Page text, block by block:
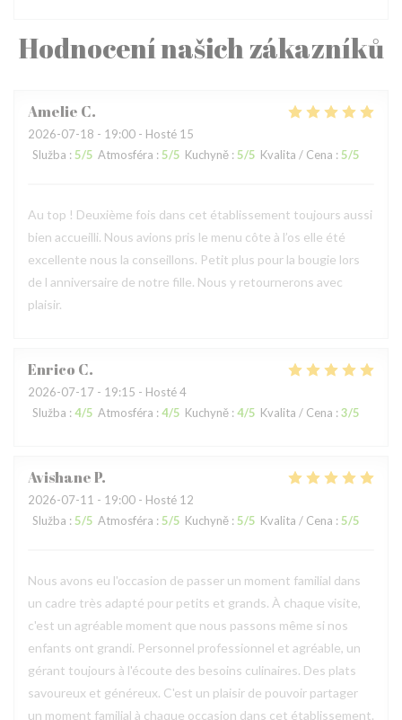
Hodnocení našich zákazníků
Amelie C
2026-07-18 - 19:00 - Hosté 15
Služba : 5/5 Atmosféra : 5/5 Kuchyně : 5/5 Kvalita / Cena : 5/5
Au top ! Deuxième fois dans cet établissement toujours aussi
bien accueilli. Nous avions pris le menu côte à l’os elle été
excellente nous la conseillons. Petit plus pour la bougie lors
de l anniversaire de notre fille. Nous y retournerons avec
plaisir.
Enrico C
2026-07-17 - 19:15 - Hosté 4
Služba : 4/5 Atmosféra : 4/5 Kuchyně : 4/5 Kvalita / Cena : 3/5
AvishaneP
2026-07-11 - 19:00 - Hosté 12
Služba : 5/5 Atmosféra : 5/5 Kuchyně : 5/5 Kvalita / Cena : 5/5
Nous avons eu l'occasion de passer un moment familial dans
un cadre très adapté pour petits et grands. À chaque visite,
c'est un agréable moment que nous passons même si nos
enfants ont grandi. Personnel professionnel et agréable, un
gérant toujours à l'écoute des besoins culinaires. Des plats
savoureux et généreux. C'est un plaisir de pouvoir partager
un moment familial à chaque occasion dans cet établissement.